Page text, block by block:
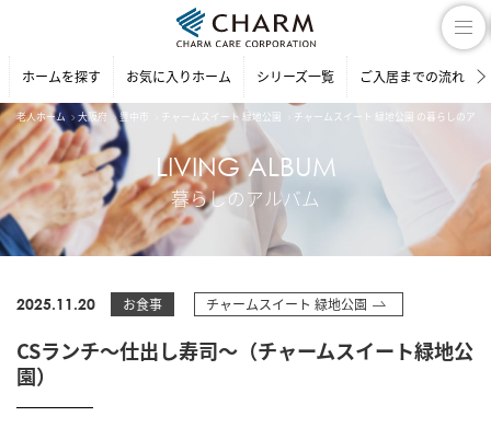
ホームを探す お気に入りホーム シリーズ一覧 ご入居までの流れ
老人ホーム 大阪府 豊中市 チャームスイート 緑地公園 チャームスイート 緑地公園 の暮らしのアル
LIVING ALBUM
暮らしのアルバム
2025.11.20 お食事 チャームスイート 緑地公園
CSランチ～仕出し寿司～（チャームスイート緑地公
園）